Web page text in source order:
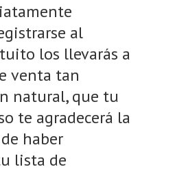
al
los llevarás a
venta tan
natural, que tu
te agradecerá la
haber
lista de